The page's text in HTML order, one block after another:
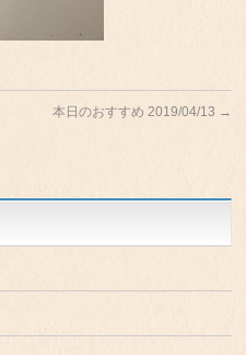
本日のおすすめ 2019/04/13 →